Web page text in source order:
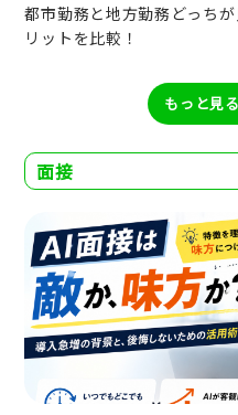
都市勤務と地方勤務どっち
リットを比較！
もっと見る
面接